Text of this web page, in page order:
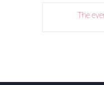
The